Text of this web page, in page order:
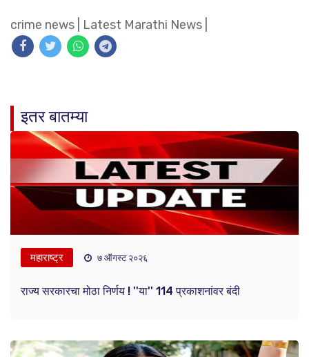
crime news Latest Marathi News
इतर बातम्या
महाराष्ट्र ७ ऑगस्ट २०२६
राज्य सरकारचा मोठा निर्णय ! ''या'' 114 प्रकाशनांवर बंदी